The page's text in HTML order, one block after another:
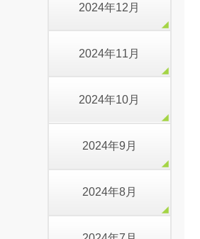
2024年12月
2024年11月
2024年10月
2024年9月
2024年8月